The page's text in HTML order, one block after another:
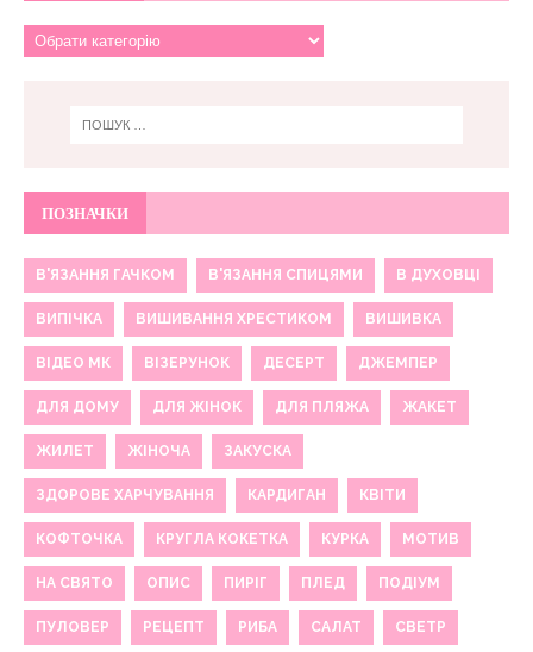
ПОЗНАЧКИ
В'ЯЗАННЯ ГАЧКОМ В'ЯЗАННЯ СПИЦЯМИ В ДУХОВЦІ
ВИПІЧКА ВИШИВАННЯ ХРЕСТИКОМ ВИШИВКА
ВІДЕО МК ВІЗЕРУНОК ДЕСЕРТ ДЖЕМПЕР
ДЛЯ ДОМУ ДЛЯ ЖІНОК ДЛЯ ПЛЯЖА ЖАКЕТ
ЖИЛЕТ ЖІНОЧА ЗАКУСКА
ЗДОРОВЕ ХАРЧУВАННЯ КАРДИГАН КВІТИ
КОФТОЧКА КРУГЛА КОКЕТКА КУРКА МОТИВ
НА СВЯТО ОПИС ПИРІГ ПЛЕД ПОДІУМ
ПУЛОВЕР РЕЦЕПТ РИБА САЛАТ СВЕТР